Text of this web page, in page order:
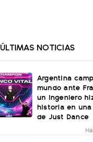
ÚLTIMAS NOTICIAS
Argentina
mundo ante
un ingeniero
historia en
de Just Dance